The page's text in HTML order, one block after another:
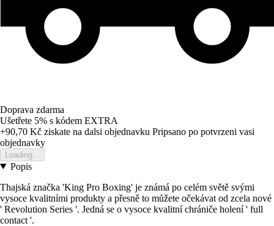
Doprava zdarma
Ušetřete 5% s kódem EXTRA
+90,70 Kč ziskate na dalsi objednavku Pripsano po potvrzeni vasi
objednavky
Loading...
Popis
Thajská značka 'King Pro Boxing' je známá po celém světě svými
vysoce kvalitními produkty a přesně to můžete očekávat od zcela nové
' Revolution Series '. Jedná se o vysoce kvalitní chrániče holení ' full
contact '.